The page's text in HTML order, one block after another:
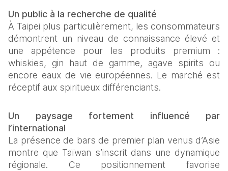
Un public à la recherche de qualité
À Taipei plus particulièrement, les consommateurs
démontrent un niveau de connaissance élevé et
une appétence pour les produits premium :
whiskies, gin haut de gamme, agave spirits ou
encore eaux de vie européennes. Le marché est
réceptif aux spiritueux différenciants.
Un paysage fortement influencé par
l’international
La présence de bars de premier plan venus d’Asie
montre que Taïwan s’inscrit dans une dynamique
régionale. Ce positionnement favorise